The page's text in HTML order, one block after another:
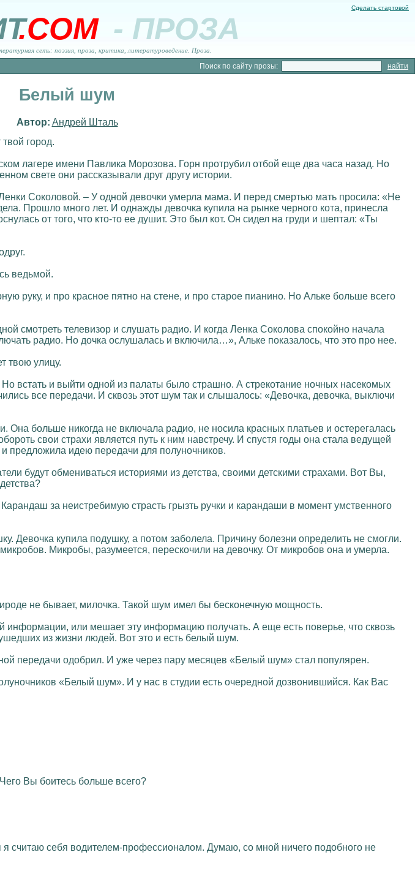
Сделать стартовой
.COM - ПРОЗА
сеть: поэзия, проза, критика, литературоведение. Проза.
Поиск по сайту прозы:
Белый шум
Автор: Андрей Шталь
город.
лагере имени Павлика Морозова. Горн протрубил отбой еще два часа назад. Но
свете они рассказывали друг другу истории.
Соколовой. – У одной девочки умерла мама. И перед смертью мать просила: «Не
Прошло много лет. И однажды девочка купила на рынке черного кота, принесла
от того, что кто-то ее душит. Это был кот. Он сидел на груди и шептал: «Ты
ведьмой.
руку, и про красное пятно на стене, и про старое пианино. Но Альке больше всего
смотреть телевизор и слушать радио. И когда Ленка Соколова спокойно начала
радио. Но дочка ослушалась и включила…», Альке показалось, что это про нее.
твою улицу.
Но встать и выйти одной из палаты было страшно. А стрекотание ночных насекомых
все передачи. И сквозь этот шум так и слышалось: «Девочка, девочка, выключи
Она больше никогда не включала радио, не носила красных платьев и остерегалась
свои страхи является путь к ним навстречу. И спустя годы она стала ведущей
идею передачи для полуночников.
будут обмениваться историями из детства, своими детскими страхами. Вот Вы,
за неистребимую страсть грызть ручки и карандаши в момент умственного
Девочка купила подушку, а потом заболела. Причину болезни определить не смогли.
Микробы, разумеется, перескочили на девочку. От микробов она и умерла.
не бывает, милочка. Такой шум имел бы бесконечную мощность.
или мешает эту информацию получать. А еще есть поверье, что сквозь
из жизни людей. Вот это и есть белый шум.
передачи одобрил. И уже через пару месяцев «Белый шум» стал популярен.
«Белый шум». И у нас в студии есть очередной дозвонившийся. Как Вас
Вы боитесь больше всего?
считаю себя водителем-профессионалом. Думаю, со мной ничего подобного не